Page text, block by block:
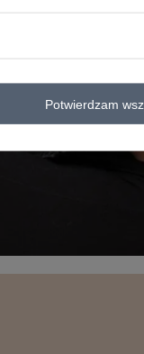
Potwierdzam